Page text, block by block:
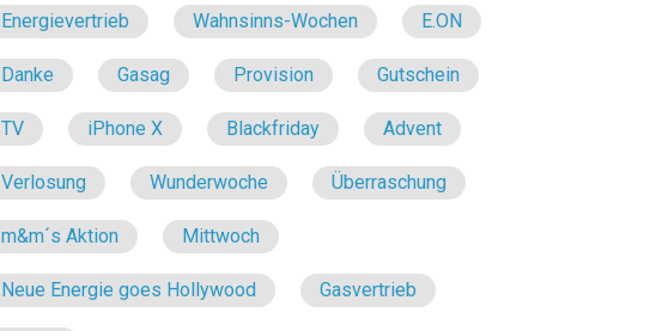
Energievertrieb Wahnsinns-Wochen E.ON
Danke Gasag Provision Gutschein
TV iPhone X Blackfriday Advent
Verlosung Wunderwoche Überraschung
m&m´s Aktion Mittwoch
Neue Energie goes Hollywood Gasvertrieb